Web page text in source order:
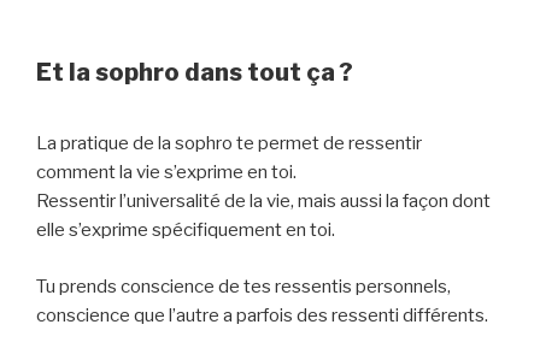
Et la sophro dans tout ça ?
La pratique de la sophro te permet de ressentir
comment la vie s’exprime en toi.
Ressentir l’universalité de la vie, mais aussi la façon dont
elle s’exprime spécifiquement en toi.
Tu prends conscience de tes ressentis personnels,
conscience que l’autre a parfois des ressenti différents.